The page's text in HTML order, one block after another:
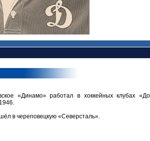
«Динамо» работал в хоккейных клубах
в череповецкую «Северсталь».